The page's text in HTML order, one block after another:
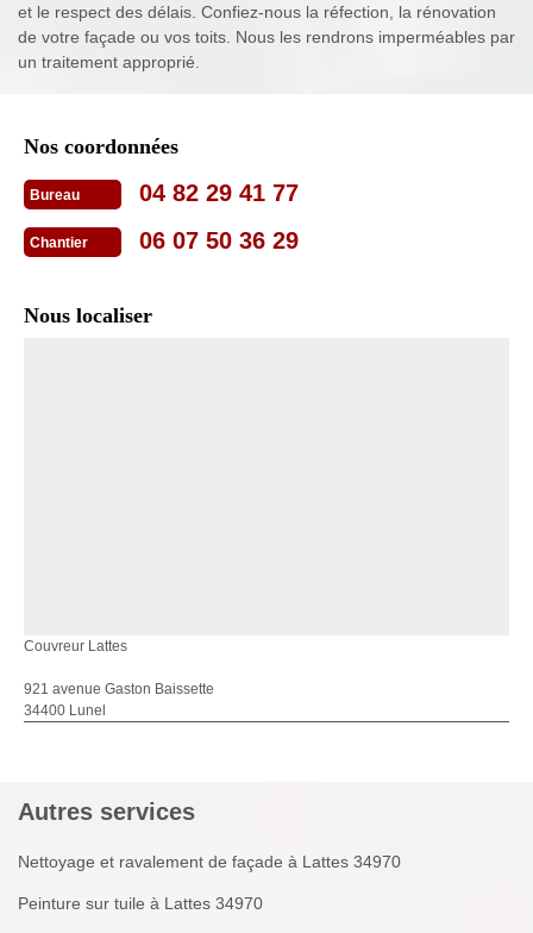
et le respect des délais. Confiez-nous la réfection, la rénovation
de votre façade ou vos toits. Nous les rendrons imperméables par
un traitement approprié.
Nos coordonnées
Bureau 04 82 29 41 77
Chantier 06 07 50 36 29
Nous localiser
Couvreur Lattes
921 avenue Gaston Baissette
34400 Lunel
Autres services
Nettoyage et ravalement de façade à Lattes 34970
Peinture sur tuile à Lattes 34970